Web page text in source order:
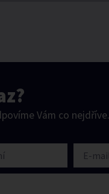
Vám co nejdříve.